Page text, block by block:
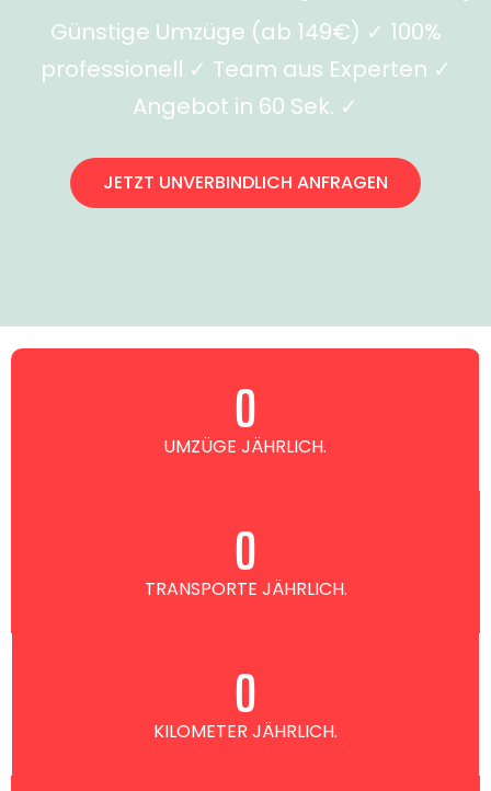
Günstige Umzüge (ab 149€) ✓ 100%
professionell ✓ Team aus Experten ✓
Angebot in 60 Sek. ✓
JETZT UNVERBINDLICH ANFRAGEN
UMZÜGE JÄHRLICH.
0
TRANSPORTE JÄHRLICH.
0
KILOMETER JÄHRLICH.
0